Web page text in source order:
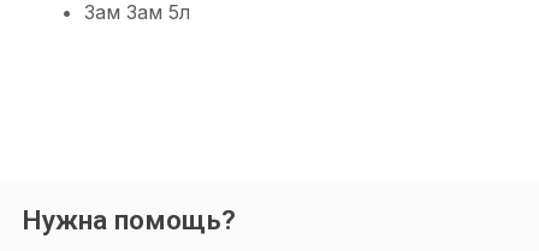
• Зам Зам 5л
Нужна помощь?